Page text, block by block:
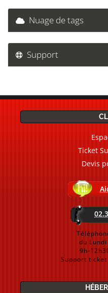
Nuage de tags
Support
Ticket
Devis
du
9h-
Support